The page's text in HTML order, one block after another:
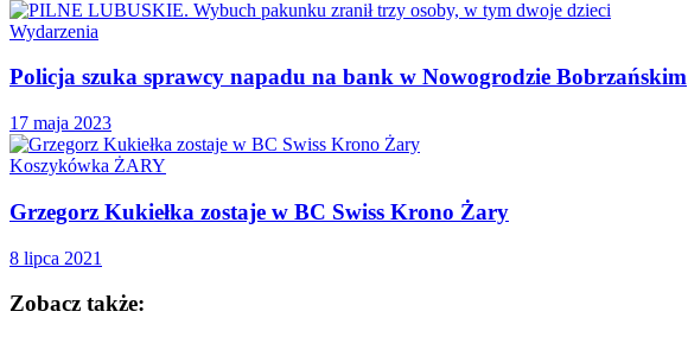
Wydarzenia
Policja szuka sprawcy napadu na bank w Nowogrodzie Bobrzańskim
17 maja 2023
Koszykówka ŻARY
Grzegorz Kukiełka zostaje w BC Swiss Krono Żary
8 lipca 2021
Zobacz także: